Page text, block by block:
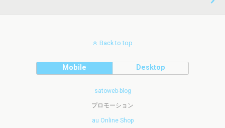
Back to top
Mobile Desktop
satoweb-blog
プロモーション
au Online Shop